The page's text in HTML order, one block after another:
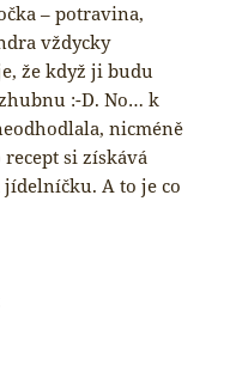
– potravina,
vždycky
že když ji budu
:-D. No… k
nicméně
si získává
jídelníčku. A to je co